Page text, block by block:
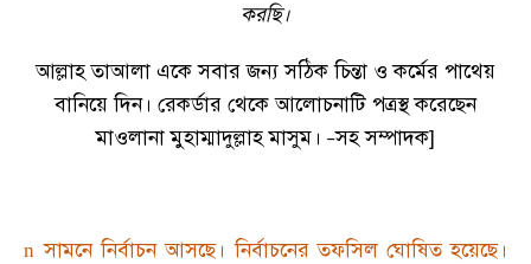
করছি।
আল্লাহ তাআলা একে সবার জন্য সঠিক চিন্তা ও কর্মের পাথেয়
বানিয়ে দিন। রেকর্ডার থেকে আলোচনাটি পত্রস্থ করেছেন
মাওলানা মুহাম্মাদুল্লাহ মাসুম । –সহ সম্পাদক]
n সামনে নির্বাচন আসছে। নির্বাচনের তফসিল ঘোষিত হয়েছে।